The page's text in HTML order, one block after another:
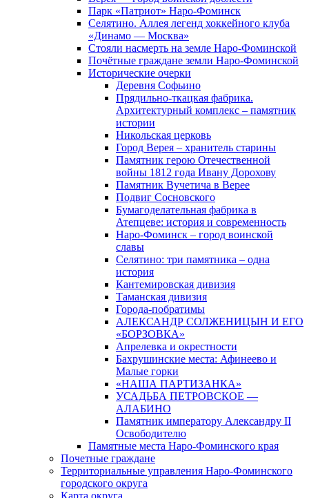
Парк «Патриот» Наро-Фоминск
Селятино. Аллея легенд хоккейного клуба
«Динамо — Москва»
Стояли насмерть на земле Наро-Фоминской
Почётные граждане земли Наро-Фоминской
Исторические очерки
Деревня Софьино
Прядильно-ткацкая фабрика.
Архитектурный комплекс – памятник
истории
Никольская церковь
Город Верея – хранитель старины
Памятник герою Отечественной
войны 1812 года Ивану Дорохову
Памятник Вучетича в Верее
Подвиг Сосновского
Бумагоделательная фабрика в
Атепцеве: история и современность
Наро-Фоминск – город воинской
славы
Селятино: три памятника – одна
история
Кантемировская дивизия
Таманская дивизия
Города-побратимы
АЛЕКСАНДР СОЛЖЕНИЦЫН И ЕГО
«БОРЗОВКА»
Апрелевка и окрестности
Бахрушинские места: Афинеево и
Малые горки
«НАША ПАРТИЗАНКА»
УСАДЬБА ПЕТРОВСКОЕ —
АЛАБИНО
Памятник императору Александру II
Освободителю
Памятные места Наро-Фоминского края
Почетные граждане
Территориальные управления Наро-Фоминского
городского округа
Карта округа